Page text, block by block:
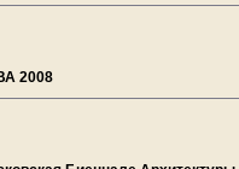
2008